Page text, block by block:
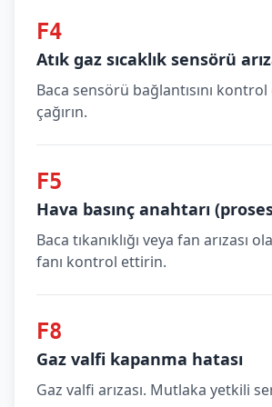
F4
Atık gaz sıcaklık sensörü
Baca sensörü bağlantısını
çağırın.
F5
Hava basınç anahtarı
Baca tıkanıklığı veya fan arızası
fanı kontrol ettirin.
F8
Gaz valfi kapanma hatası
Gaz valfi arızası. Mutlaka yetkili